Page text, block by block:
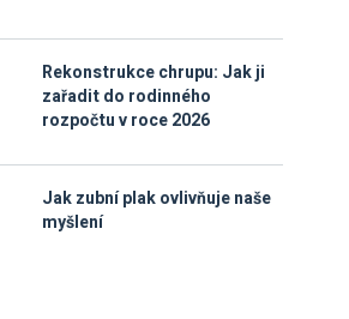
Rekonstrukce chrupu: Jak ji
zařadit do rodinného
rozpočtu v roce 2026
Jak zubní plak ovlivňuje naše
myšlení